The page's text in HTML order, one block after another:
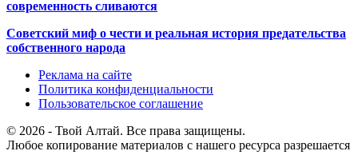
современность сливаются
Советский миф о чести и реальная история предательства
собственного народа
Реклама на сайте
Политика конфиденциальности
Пользовательское соглашение
© 2026 - Твой Алтай. Все права защищены.
Любое копирование материалов с нашего ресурса разрешается